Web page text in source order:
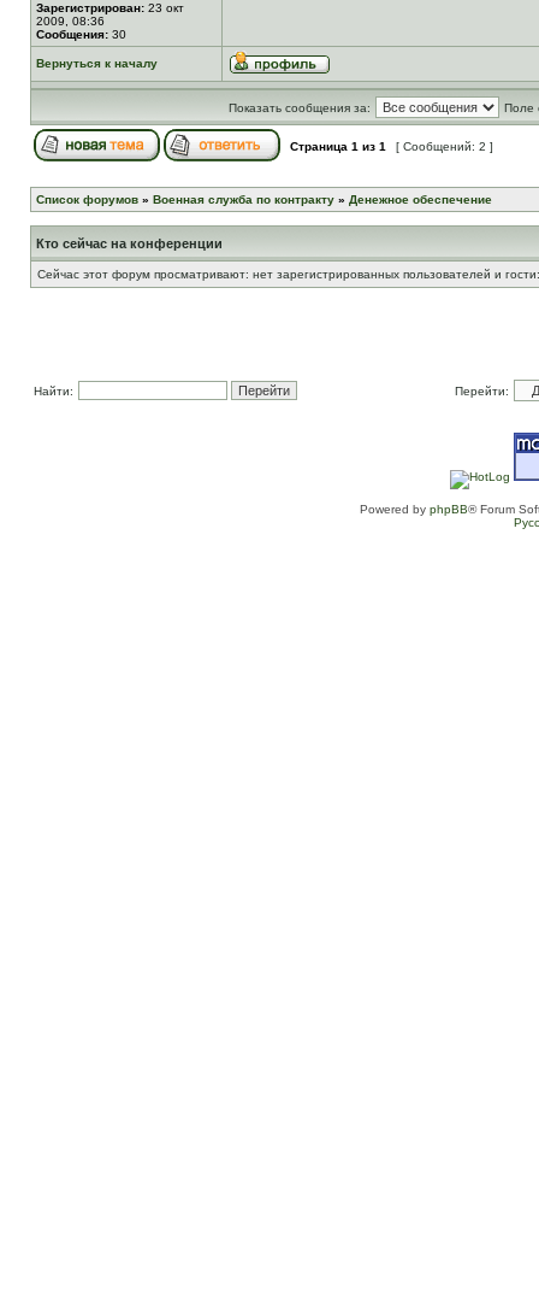
Зарегистрирован: 23 окт
2009, 08:36
Сообщения: 30
Вернуться к началу
Показать сообщения за: Поле
Страница 1 из 1 [ Сообщений: 2 ]
Список форумов » Военная служба по контракту » Денежное обеспечение
Кто сейчас на конференции
Сейчас этот форум просматривают: нет зарегистрированных пользователей и
Найти: Перейти:
Powered by phpBB® Forum